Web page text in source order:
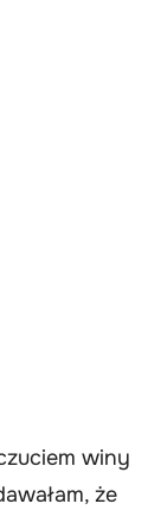
winy
że